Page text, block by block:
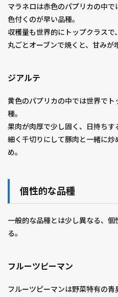
マラネロは赤色のパプリカの中
色付くのが早い品種。
収穫量も世界的にトップクラスで
丸ごとオーブンで焼くと、甘みが
ジアルテ
黄色のパプリカの中では世界で
種。
果肉が肉厚で少し固く、日持ちす
細く千切りにして豚肉と一緒に
め。
個性的な品種
一般的な品種とは少し異なる、
る。
フルーツピーマン
フルーツピーマンは野菜特有の